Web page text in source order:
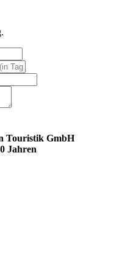
Touristik GmbH
Jahren